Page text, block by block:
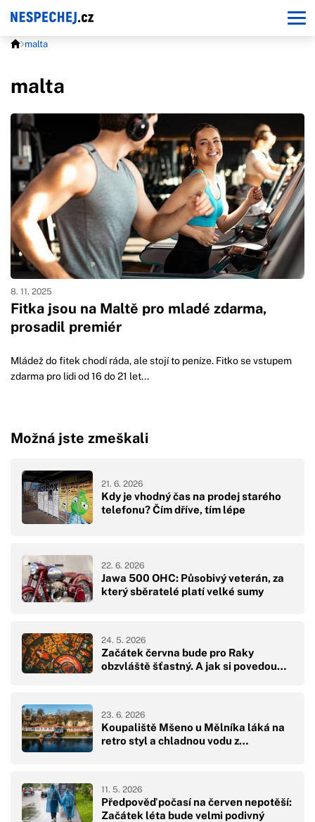
malta
malta
Fitka jsou na Maltě pro mladé zdarma,
prosadil premiér
8. 11. 2025
Mládež do fitek chodí ráda, ale stojí to peníze. Fitko se vstupem
zdarma pro lidi od 16 do 21 let...
Možná jste zmeškali
Kdy je vhodný čas na prodej starého
telefonu? Čím dříve, tím lépe
21. 6. 2026
Jawa 500 OHC: Působivý veterán, za
který sběratelé platí velké sumy
22. 6. 2026
Začátek června bude pro Raky
obzvláště šťastný. A jak si povedou…
24. 5. 2026
Koupaliště Mšeno u Mělníka láká na
retro styl a chladnou vodu z…
23. 6. 2026
Předpověď počasí na červen nepotěší:
Začátek léta bude velmi podivný
11. 5. 2026